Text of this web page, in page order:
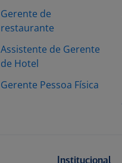
Gerente de
restaurante
Assistente de Gerente
de Hotel
Gerente Pessoa Física
Institucional